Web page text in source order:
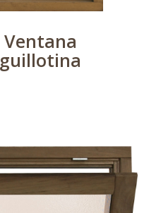
Ventana
guillotina